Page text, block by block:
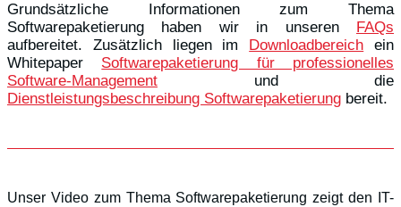
Grundsätzliche Informationen zum Thema
Softwarepaketierung haben wir in unseren
FAQs
aufbereitet. Zusätzlich liegen im
Downloadbereich ein
Whitepaper Softwarepaketierung für professionelles
Software-Management und die
Dienstleistungsbeschreibung Softwarepaketierung bereit.
Unser Video zum Thema Softwarepaketierung zeigt den IT-